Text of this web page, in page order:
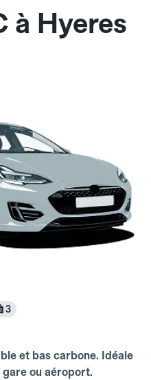
à Hyeres
3
et bas carbone. Idéale
ou aéroport.